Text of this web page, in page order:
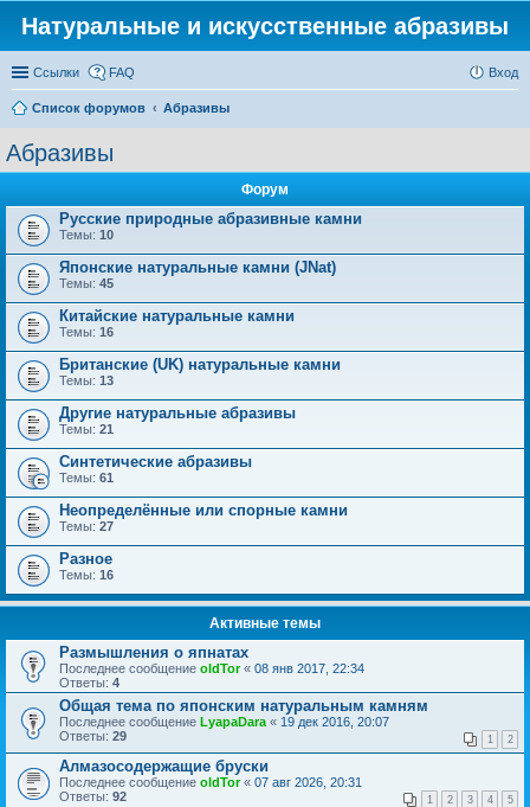
Натуральные и искусственные абразивы
Ссылки FAQ Вход
Список форумов Абразивы
Абразивы
Форум
Русские природные абразивные камни
Темы: 10
Японские натуральные камни (JNat)
Темы: 45
Китайские натуральные камни
Темы: 16
Британские (UK) натуральные камни
Темы: 13
Другие натуральные абразивы
Темы: 21
Синтетические абразивы
Темы: 61
Неопределённые или спорные камни
Темы: 27
Разное
Темы: 16
Активные темы
Размышления о япнатах
Последнее сообщение oldTor« 08 янв 2017, 22:34
Ответы: 4
Общая тема по японским натуральным камням
Последнее сообщение LyapaDara « 19 дек 2016, 20:07
Ответы: 29 1 2
Алмазосодержащие бруски
Последнее сообщение oldTor« 07 авг 2026, 20:31
Ответы: 92 1 2 3 4 5